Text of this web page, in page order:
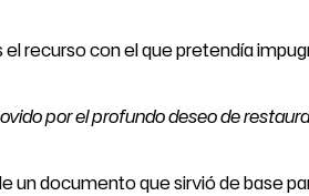
recurso con el que pretendía
por el profundo deseo de
un documento que sirvió de base